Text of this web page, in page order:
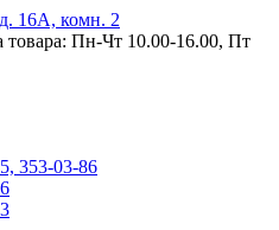
16А, комн. 2
Пн-Чт 10.00-16.00, Пт
353-03-86